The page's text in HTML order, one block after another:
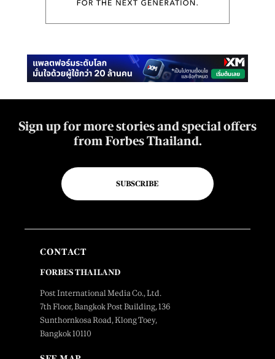
Sign up for more stories and special offers
from Forbes Thailand.
SUBSCRIBE
CONTACT
FORBES THAILAND
Post International Media Co., Ltd.
7th Floor, Bangkok Post Building, 136
Sunthornkosa Road, Klong Toey,
Bangkok 10110